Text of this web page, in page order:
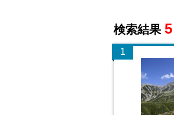
検索結果 5
1